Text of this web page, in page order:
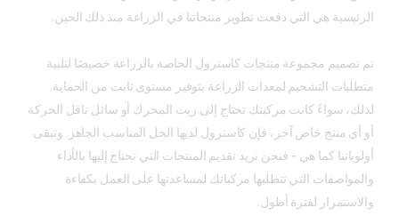
الرئيسية هي التي دفعت تطوير منتجاتنا في الزراعة منذ ذلك الحين.
تم تصميم مجموعة منتجات كاسترول الخاصة بالزراعة خصيصًا لتلبية
متطلبات التشحيم لمعدات الزراعة بتوفير مستوى ثابت من الحماية.
لذلك، سواءً كانت مركبتك تحتاج إلى زيت المحرك أو سائل ناقل الحركة
أو أي منتج خاص آخر، فإن كاسترول لديها الحل المناسب الجاهز. وتبقى
أولوياتنا كما هي - فنحن نريد تقديم المنتجات التي تحتاج إليها بالأداء
والمواصفات التي تتطلبها مركباتك لمساعدتها على العمل بكفاءة
والاستمرار لفترة أطول.